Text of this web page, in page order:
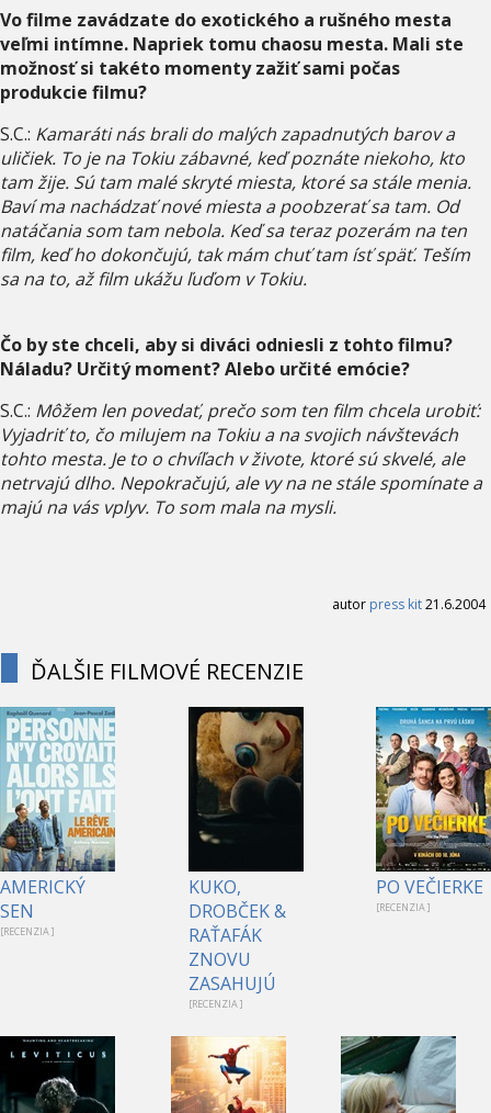
Vo filme zavádzate do exotického a rušného mesta
veľmi intímne. Napriek tomu chaosu mesta. Mali ste
možnosť si takéto momenty zažiť sami počas
produkcie filmu?
S.C.: Kamaráti nás brali do malých zapadnutých barov a
uličiek. To je na Tokiu zábavné, keď poznáte niekoho, kto
tam žije. Sú tam malé skryté miesta, ktoré sa stále menia.
Baví ma nachádzať nové miesta a poobzerať sa tam. Od
natáčania som tam nebola. Keď sa teraz pozerám na ten
film, keď ho dokončujú, tak mám chuť tam ísť späť. Teším
sa na to, až film ukážu ľuďom v Tokiu.
Čo by ste chceli, aby si diváci odniesli z tohto filmu?
Náladu? Určitý moment? Alebo určité emócie?
S.C.: Môžem len povedať, prečo som ten film chcela urobiť:
Vyjadriť to, čo milujem na Tokiu a na svojich návštevách
tohto mesta. Je to o chvíľach v živote, ktoré sú skvelé, ale
netrvajú dlho. Nepokračujú, ale vy na ne stále spomínate a
majú na vás vplyv. To som mala na mysli.
autor press kit21.6.2004
ĎALŠIE FILMOVÉ RECENZIE
AMERICKÝ
SEN
[RECENZIA ]
KUKO,
DROBČEK &
RAŤAFÁK
ZNOVU
ZASAHUJÚ
[RECENZIA ]
PO VEČIERKE
[RECENZIA ]